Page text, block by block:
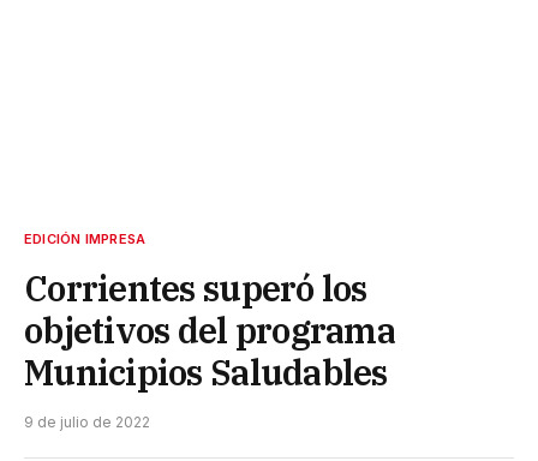
EDICIÓN IMPRESA
Corrientes superó los
objetivos del programa
Municipios Saludables
9 de julio de 2022